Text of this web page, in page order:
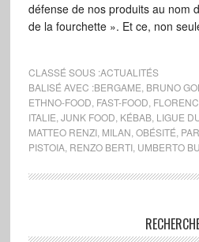
défense de nos produits au nom
de la fourchette ». Et ce, non
CLASSÉ SOUS :ACTUALITÉS
BALISÉ AVEC :BERGAME BRUNO
ETHNO-FOOD FAST-FOOD
ITALIE JUNK FOOD KÉBAB, LIGUE
MATTEO RENZI, MILAN OBÉSITÉ
PISTOIA, RENZO BERTI, UMBERTO